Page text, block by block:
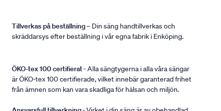
Tillverkas på beställning– Din säng handtillverkas och
skräddarsys efter beställning i vår egna fabrik i Enköping.
ÖKO-tex 100 certifierat- Alla sängtygerna i alla våra sängar
är ÖKO-tex 100 certifierade, vilket innebär garanterad frihet
från ämnen som kan vara skadliga för hälsan och miljön.